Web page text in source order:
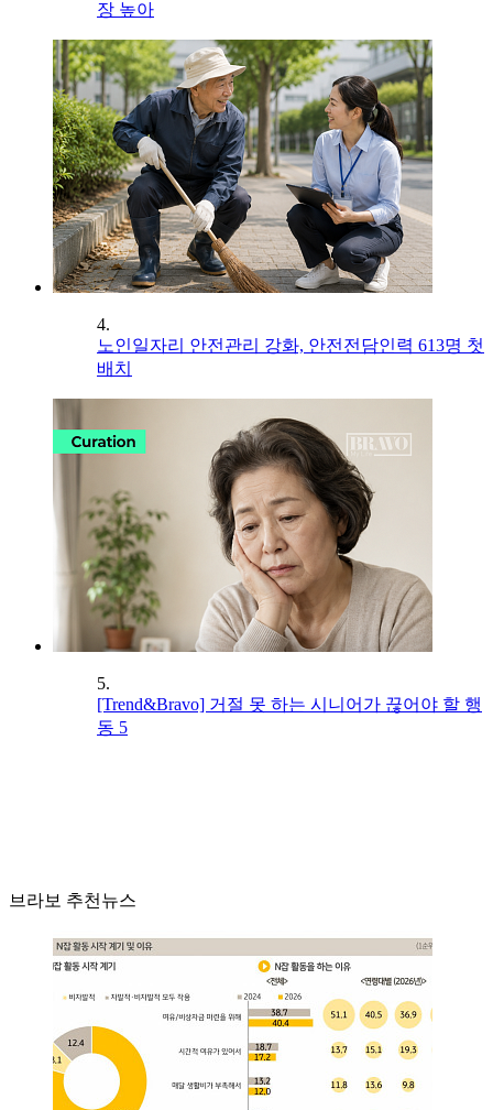
장 높아
4.
노인일자리 안전관리 강화, 안전전담인력 613명 첫
배치
5.
[Trend&Bravo] 거절 못 하는 시니어가 끊어야 할 행
동 5
브라보 추천뉴스